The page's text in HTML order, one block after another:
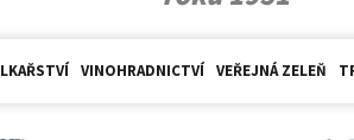
VINOHRADNICTVÍ VEŘEJNÁ ZELEŇ